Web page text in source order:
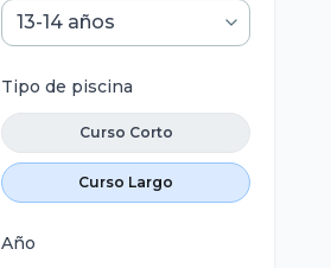
Tipo de piscina
Curso Corto
Curso Largo
Año